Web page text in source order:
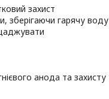
захист
зберігаючи гарячу воду
анода та захисту